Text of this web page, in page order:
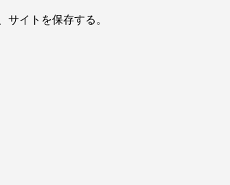
イトを保存する。